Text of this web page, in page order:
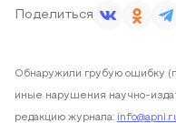
Поделиться
Обнаружили грубую ошибку
иные нарушения научно-
редакцию журнала: